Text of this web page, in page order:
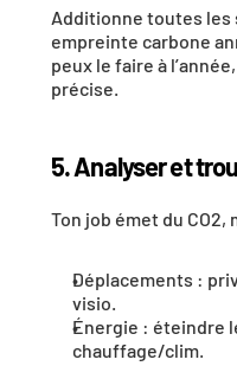
empreinte carbone
peux le faire à
précise.
5. Analyser et
Ton job émet du CO2,
Déplacements :
visio.
Énergie : éteindre
chauffage/clim.